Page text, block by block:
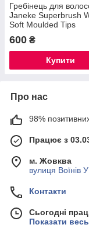
Гребінець для
Janeke Superbrush
Soft Moulded Tips
600 ₴
Купити
Про нас
98% позитивних
Працює з
м. Жовква
вулиця Воїнів
Контакти
Сьогодні
Показати